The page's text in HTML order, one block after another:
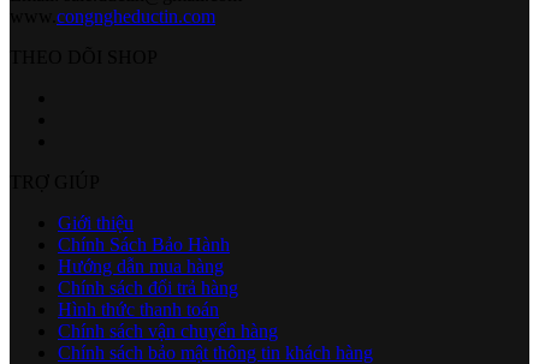
congngheductin.com
Giới thiệu
Chính Sách Bảo Hành
Hướng dẫn mua hàng
Chính sách đổi trả hàng
Hình thức thanh toán
Chính sách vận chuyển hàng
Chính sách bảo mật thông tin khách hàng